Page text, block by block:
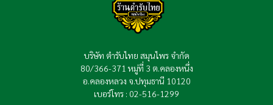
บริษัท ตำรับไทย สมุนไพร จำกัด
80/366-371 หมู่ที่ 3 ต.คลองหนึ่ง
อ.คลองหลวง จ.ปทุมธานี 10120
เบอร์โทร : 02-516-1299